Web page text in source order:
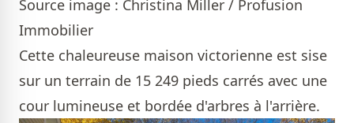
Source image : Christina Miller / Profusion
Immobilier
Cette chaleureuse maison victorienne est sise
sur un terrain de 15 249 pieds carrés avec une
cour lumineuse et bordée d'arbres à l'arrière.